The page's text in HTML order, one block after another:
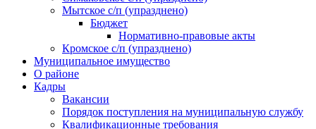
Мытское с/п (упразднено)
Бюджет
Нормативно-правовые акты
Кромское с/п (упразднено)
Муниципальное имущество
О районе
Кадры
Вакансии
Порядок поступления на муниципальную службу
Квалификационные требования